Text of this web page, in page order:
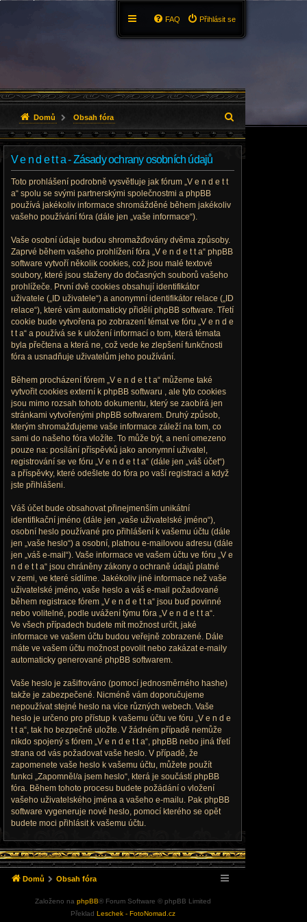
Přihlásit se
FAQ
Domů Obsah fóra
l
V e n d e t t a - Zásady ochrany osobních údajů
Toto prohlášení podrobně vysvětluje jak fórum „V e n d e t t
a“ spolu se svými partnerskými společnostmi a phpBB
používá jakékoliv informace shromážděné během jakékoliv
vašeho používání fóra (dále jen „vaše informace“).
Vaše osobní údaje budou shromažďovány dvěma způsoby.
Zaprvé během vašeho prohlížení fóra „V e n d e t t a“ phpBB
software vytvoří několik cookies, což jsou malé textové
soubory, které jsou staženy do dočasných souborů vašeho
prohlížeče. První dvě cookies obsahují identifikátor
uživatele („ID uživatele“) a anonymní identifikátor relace („ID
relace“), které vám automaticky přidělí phpBB software. Třetí
cookie bude vytvořena po zobrazení témat ve fóru „V e n d e
t t a“ a používá se k uložení informací o tom, která témata
byla přečtena a která ne, což vede ke zlepšení funkčnosti
fóra a usnadňuje uživatelům jeho používání.
Během procházení fórem „V e n d e t t a“ můžeme také
vytvořit cookies externí k phpBB softwaru , ale tyto cookies
jsou mimo rozsah tohoto dokumentu, který se zaobírá jen
stránkami vytvořenými phpBB softwarem. Druhý způsob,
kterým shromažďujeme vaše informace záleží na tom, co
sami do našeho fóra vložíte. To může být, a není omezeno
pouze na: posílání příspěvků jako anonymní uživatel,
registrování se ve fóru „V e n d e t t a“ (dále jen „váš účet“)
a příspěvky, které odešlete do fóra po vaší registraci a když
jste přihlášeni.
Váš účet bude obsahovat přinejmenším unikátní
identifikační jméno (dále jen „vaše uživatelské jméno“),
osobní heslo používané pro přihlášení k vašemu účtu (dále
jen „vaše heslo“) a osobní, platnou e-mailovou adresu (dále
jen „váš e-mail“). Vaše informace ve vašem účtu ve fóru „V e
n d e t t a“ jsou chráněny zákony o ochraně údajů platné
v zemi, ve které sídlíme. Jakékoliv jiné informace než vaše
uživatelské jméno, vaše heslo a váš e-mail požadované
během registrace fórem „V e n d e t t a“ jsou buď povinné
nebo volitelné, podle uvážení týmu fóra „V e n d e t t a“.
Ve všech případech budete mít možnost určit, jaké
informace ve vašem účtu budou veřejně zobrazené. Dále
máte ve vašem účtu možnost povolit nebo zakázat e-maily
automaticky generované phpBB softwarem.
Vaše heslo je zašifrováno (pomocí jednosměrného hashe)
takže je zabezpečené. Nicméně vám doporučujeme
nepoužívat stejné heslo na více různých webech. Vaše
heslo je určeno pro přístup k vašemu účtu ve fóru „V e n d e
t t a“, tak ho bezpečně uložte. V žádném případě nemůže
nikdo spojený s fórem „V e n d e t t a“, phpBB nebo jiná třetí
strana od vás požadovat vaše heslo. V případě, že
zapomenete vaše heslo k vašemu účtu, můžete použít
funkci „Zapomněl/a jsem heslo“, která je součástí phpBB
fóra. Během tohoto procesu budete požádání o vložení
vašeho uživatelského jména a vašeho e-mailu. Pak phpBB
software vygeneruje nové heslo, pomocí kterého se opět
budete moci přihlásit k vašemu účtu.
Domů Obsah fóra
Založeno na phpBB® Forum Software © phpBB Limited
Překlad Leschek - FotoNomad.cz